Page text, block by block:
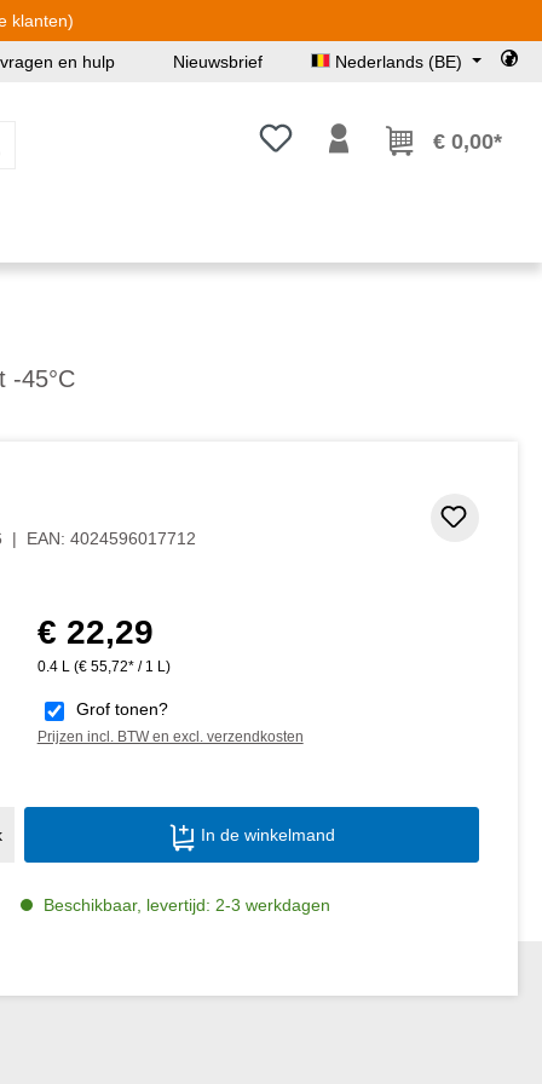
klanten)
en hulp Nieuwsbrief Nederlands (BE)
Je hebt 0 items op je€ 0,00*
-45°C
| EAN: 4024596017712
Normale prijs:
€ 22,29
0.4 L (€ 55,72* / 1 L)
Grof tonen?
Prijzen incl. BTW en excl. verzendkosten
Producthoeveelheid: Voer de gewenste
In de winkelmand
Beschikbaar, levertijd: 2-3 werkdagen